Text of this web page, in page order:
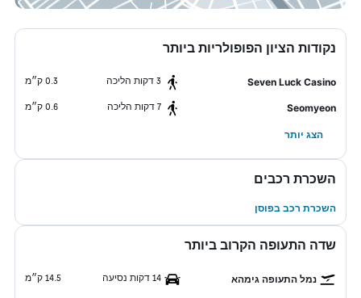
נקודות הציון הפופולריות ביותר
Seven Luck Casino 3 דקות הליכה 0.3 ק״מ
Seomyeon 7 דקות הליכה 0.6 ק״מ
הצג יותר
השכרת רכבים
השכרת רכב בפוסן
שדה התעופה הקרוב ביותר
נמל התעופה גימהא 14 דקות נסיעה 14.5 ק״מ